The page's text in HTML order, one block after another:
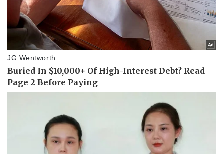
Văn hóa
Sân khấu - Điện ảnh
Văn học
Di sản
Giải trí
Nghệ sĩ
Thời trang
Sao Việt